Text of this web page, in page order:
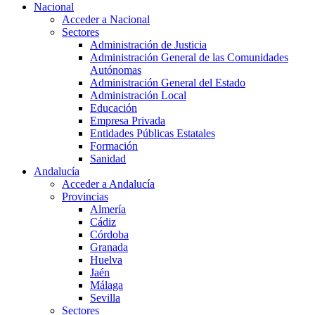
Nacional
Acceder a Nacional
Sectores
Administración de Justicia
Administración General de las Comunidades
Autónomas
Administración General del Estado
Administración Local
Educación
Empresa Privada
Entidades Públicas Estatales
Formación
Sanidad
Andalucía
Acceder a Andalucía
Provincias
Almería
Cádiz
Córdoba
Granada
Huelva
Jaén
Málaga
Sevilla
Sectores